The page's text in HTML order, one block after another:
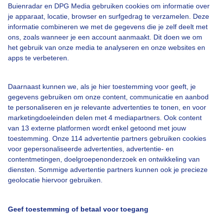
Buienradar en DPG Media gebruiken cookies om informatie over
je apparaat, locatie, browser en surfgedrag te verzamelen. Deze
informatie combineren we met de gegevens die je zelf deelt met
ons, zoals wanneer je een account aanmaakt. Dit doen we om
het gebruik van onze media te analyseren en onze websites en
apps te verbeteren.
Daarnaast kunnen we, als je hier toestemming voor geeft, je
gegevens gebruiken om onze content, communicatie en aanbod
te personaliseren en je relevante advertenties te tonen, en voor
marketingdoeleinden delen met 4 mediapartners. Ook content
van 13 externe platformen wordt enkel getoond met jouw
toestemming. Onze 114 advertentie partners gebruiken cookies
voor gepersonaliseerde advertenties, advertentie- en
contentmetingen, doelgroepenonderzoek en ontwikkeling van
diensten. Sommige advertentie partners kunnen ook je precieze
geolocatie hiervoor gebruiken.
Geef toestemming of betaal voor toegang
vormt en scherper is afgegrensd) en is bleekblauw
van tint met een verkleuring naar roodbruin aan de
rand. Vaak is de aureool het enige zichtbare gedeelte
van de corona; in gunstige omstandigheden (d.w.z.
als de wolkdeeltjes zeer gelijkmatig van grootte zijn)
kunnen zich daarbuiten nog een of meerdere
parelmoerkleurige kransen bevinden.[1] De corona is
wolken, waarbij de kleurbanden cirkelvormig zijn als
gevolg van een uniforme wolkdikte. Zijn de wolken
ongelijkmatig van dikte, dan verdwijnt de ronde vorm
en volgen de kleurbanden de contouren van de wolk.
Men spreekt dan niet meer van een corona, maar het
natuurkundige proces blijft hetzelfde.
Door: rob van den Berg Gemaakt: 09-11-2019, 203x bekeken
Maancorona Middellandsezee